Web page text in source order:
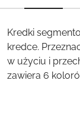
Kredki
kredce.
w użyciu i
zawiera 6